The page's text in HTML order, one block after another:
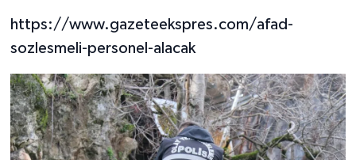
https://www.gazeteekspres.com/afad-
sozlesmeli-personel-alacak